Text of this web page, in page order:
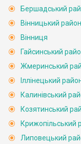
Бершадський
Вінницький район
Вінниця
Гайсинський
Жмеринський
Іллінецький
Калинівський
Козятинський
Крижопільський
Липовецький